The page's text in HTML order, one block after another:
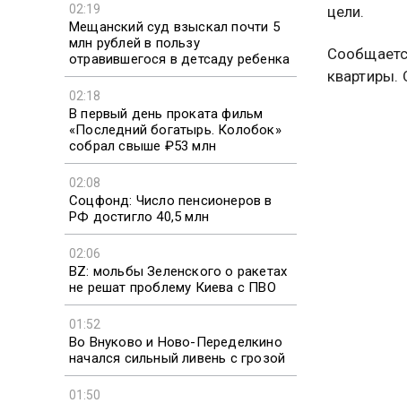
02:19
Мещанский суд взыскал почти 5
млн рублей в пользу
отравившегося в детсаду ребенка
02:18
В первый день проката фильм
«Последний богатырь. Колобок»
собрал свыше ₽53 млн
02:08
Соцфонд: Число пенсионеров в
РФ достигло 40,5 млн
02:06
BZ: мольбы Зеленского о ракетах
не решат проблему Киева с ПВО
01:52
Во Внуково и Ново-Переделкино
начался сильный ливень с грозой
01:50
цели.
квартиры.